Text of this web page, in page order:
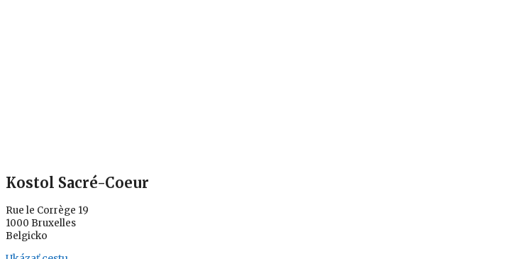
Kostol Sacré-Coeur
Rue le Corrège 19
1000 Bruxelles
Belgicko